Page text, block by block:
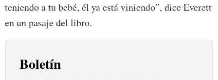
teniendo a tu bebé, él ya está viniendo”, dice Everett
en un pasaje del libro.
Boletín